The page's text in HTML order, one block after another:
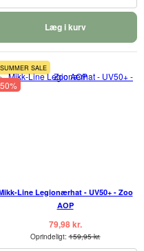
Læg i kurv
SUMMER SALE
50%
Line Legionærhat - UV50+ - Zoo
AOP
79,98 kr.
Oprindeligt:159,95 kr.